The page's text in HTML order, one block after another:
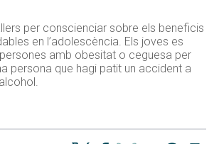
per conscienciar sobre els beneficis
en l’adolescència. Els joves es
amb obesitat o ceguesa per
persona que hagi patit un accident a